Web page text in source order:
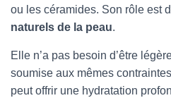
ou les céramides. Son rôle est
naturels de la peau.
Elle n’a pas besoin d’être
soumise aux mêmes
peut offrir une hydratation